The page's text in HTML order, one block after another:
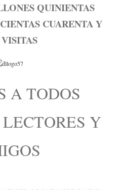
QUINIENTAS
CUARENTA Y
A TODOS
Y